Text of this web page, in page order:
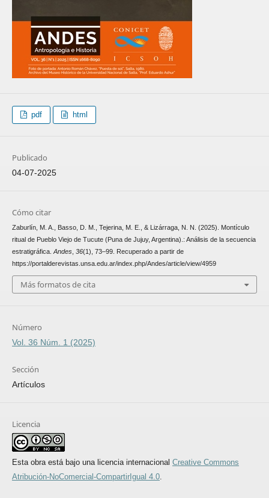
pdf html
Publicado
04-07-2025
Cómo citar
Zaburlín, M. A., Basso, D. M., Tejerina, M. E., & Lizárraga, N. N. (2025). Montículo
ritual de Pueblo Viejo de Tucute (Puna de Jujuy, Argentina).: Análisis de la secuencia
estratigráfica. Andes, 36(1), 73–99. Recuperado a partir de
https://portalderevistas.unsa.edu.ar/index.php/Andes/article/view/4959
Más formatos de cita
Número
Vol. 36 Núm. 1 (2025)
Sección
Artículos
Licencia
Esta obra está bajo una licencia internacional Creative Commons
Atribución-NoComercial-CompartirIgual 4.0.